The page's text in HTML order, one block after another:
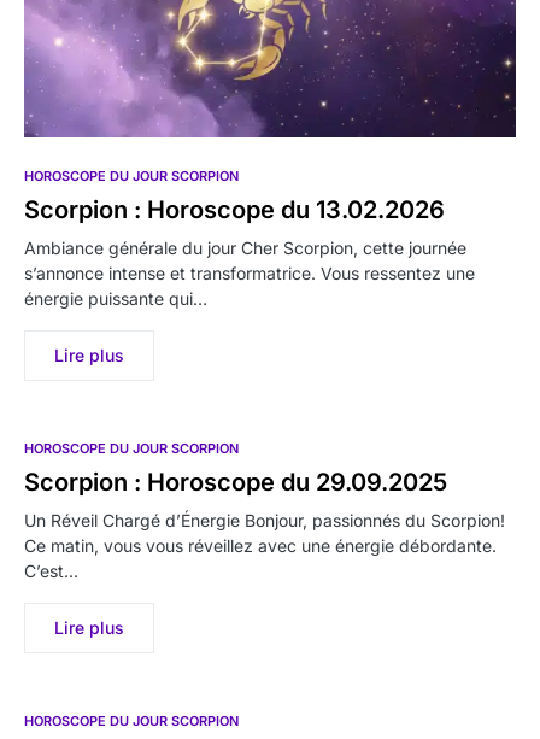
HOROSCOPE DU JOUR SCORPION
Scorpion : Horoscope du 13.02.2026
Ambiance générale du jour Cher Scorpion, cette journée
s’annonce intense et transformatrice. Vous ressentez une
énergie puissante qui…
Lire plus
HOROSCOPE DU JOUR SCORPION
Scorpion : Horoscope du 29.09.2025
Un Réveil Chargé d’Énergie Bonjour, passionnés du Scorpion!
Ce matin, vous vous réveillez avec une énergie débordante.
C’est…
Lire plus
HOROSCOPE DU JOUR SCORPION